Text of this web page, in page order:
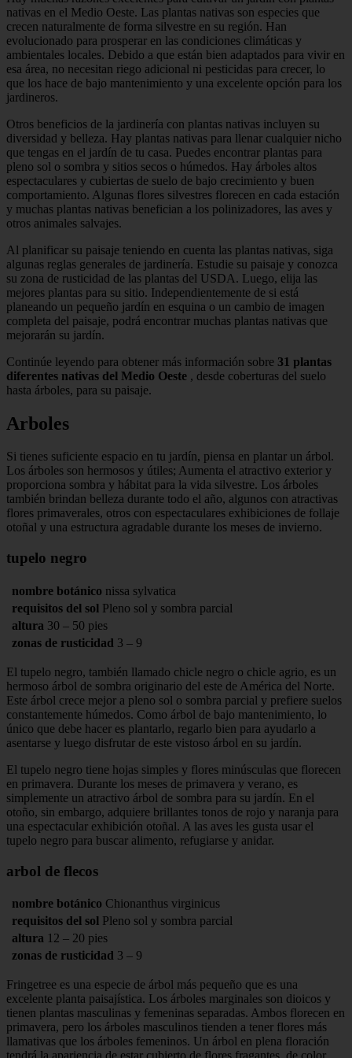
nativas en el Medio Oeste. Las plantas nativas son especies que
crecen naturalmente de forma silvestre en su región. Han
evolucionado para prosperar en las condiciones climáticas y
ambientales locales. Debido a que están bien adaptados para vivir en
esa área, no necesitan riego adicional ni pesticidas para crecer, lo
que los hace de bajo mantenimiento y una excelente opción para los
jardineros.
Otros beneficios de la jardinería con plantas nativas incluyen su
diversidad y belleza. Hay plantas nativas para llenar cualquier nicho
que tengas en el jardín de tu casa. Puedes encontrar plantas para
pleno sol o sombra y sitios secos o húmedos. Hay árboles altos
espectaculares y cubiertas de suelo de bajo crecimiento y buen
comportamiento. Algunas flores silvestres florecen en cada estación
y muchas plantas nativas benefician a los polinizadores, las aves y
otros animales salvajes.
Al planificar su paisaje teniendo en cuenta las plantas nativas, siga
algunas reglas generales de jardinería. Estudie su paisaje y conozca
su zona de rusticidad de las plantas del USDA. Luego, elija las
mejores plantas para su sitio. Independientemente de si está
planeando un pequeño jardín en esquina o un cambio de imagen
completa del paisaje, podrá encontrar muchas plantas nativas que
mejorarán su jardín.
Continúe leyendo para obtener más información sobre 31 plantas
diferentes nativas del Medio Oeste , desde coberturas del suelo
hasta árboles, para su paisaje.
Arboles
Si tienes suficiente espacio en tu jardín, piensa en plantar un árbol.
Los árboles son hermosos y útiles; Aumenta el atractivo exterior y
proporciona sombra y hábitat para la vida silvestre. Los árboles
también brindan belleza durante todo el año, algunos con atractivas
flores primaverales, otros con espectaculares exhibiciones de follaje
otoñal y una estructura agradable durante los meses de invierno.
tupelo negro
nombre botánico nissa sylvatica
requisitos del sol Pleno sol y sombra parcial
altura 30 – 50 pies
zonas de rusticidad 3 – 9
El tupelo negro, también llamado chicle negro o chicle agrio, es un
hermoso árbol de sombra originario del este de América del Norte.
Este árbol crece mejor a pleno sol o sombra parcial y prefiere suelos
constantemente húmedos. Como árbol de bajo mantenimiento, lo
único que debe hacer es plantarlo, regarlo bien para ayudarlo a
asentarse y luego disfrutar de este vistoso árbol en su jardín.
El tupelo negro tiene hojas simples y flores minúsculas que florecen
en primavera. Durante los meses de primavera y verano, es
simplemente un atractivo árbol de sombra para su jardín. En el
otoño, sin embargo, adquiere brillantes tonos de rojo y naranja para
una espectacular exhibición otoñal. A las aves les gusta usar el
tupelo negro para buscar alimento, refugiarse y anidar.
arbol de flecos
nombre botánico Chionanthus virginicus
requisitos del sol Pleno sol y sombra parcial
altura 12 – 20 pies
zonas de rusticidad 3 – 9
Fringetree es una especie de árbol más pequeño que es una
excelente planta paisajística. Los árboles marginales son dioicos y
tienen plantas masculinas y femeninas separadas. Ambos florecen en
primavera, pero los árboles masculinos tienden a tener flores más
llamativas que los árboles femeninos. Un árbol en plena floración